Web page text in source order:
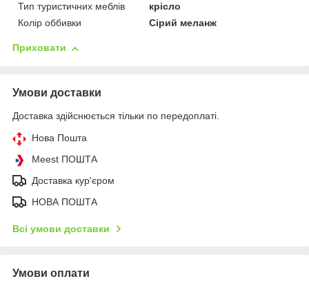
Тип туристичних меблів
крісло
Колір оббивки
Сірий меланж
Приховати
Умови доставки
Доставка здійснюється тільки по передоплаті.
Нова Пошта
Meest ПОШТА
Доставка кур'єром
НОВА ПОШТА
Всі умови доставки
Умови оплати